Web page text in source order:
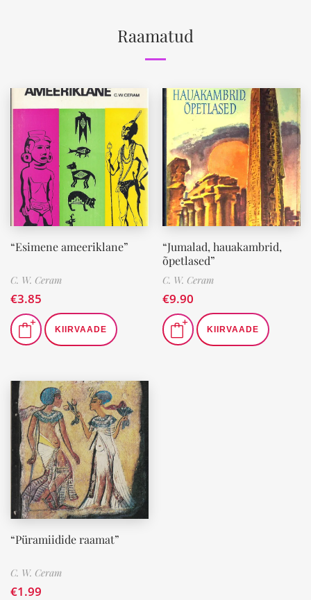
Raamatud
“Esimene ameeriklane”
C. W. Ceram
€3.85
KIIRVAADE
“Jumalad, hauakambrid,
õpetlased”
C. W. Ceram
€9.90
KIIRVAADE
“Püramiidide raamat”
C. W. Ceram
€1.99